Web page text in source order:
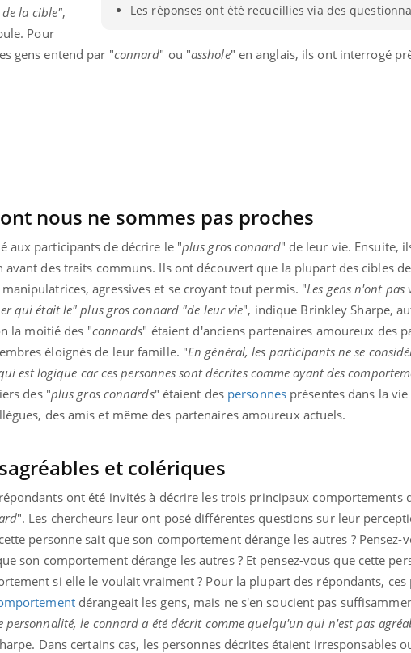
Les réponses ont été recueillies via des
la cible",
Pour
gens entend par "connard" ou "asshole" en anglais, ils ont interrogé
nous ne sommes pas proches
aux participants de décrire le "plus gros connard" de leur vie. Ensuite,
avant des traits communs. Ils ont découvert que la plupart des cibles
agressives et se croyant tout permis. "Les gens n'ont pas
qui était le" plus gros connard "de leur vie", indique Brinkley Sharpe,
la moitié des "connards" étaient d'anciens partenaires amoureux des
éloignés de leur famille. "En général, les participants ne se
est logique car ces personnes sont décrites comme ayant des
des "plus gros connards" étaient des personnesprésentes dans la vie
des amis et même des partenaires amoureux actuels.
et colériques
ont été invités à décrire les trois principaux comportements
". Les chercheurs leur ont posé différentes questions sur leur
personne sait que son comportement dérange les autres ? Pensez-
son comportement dérange les autres ? Et pensez-vous que cette
si elle le voulait vraiment ? Pour la plupart des répondants, ces
dérangeait les gens, mais ne s'en soucient pas
personnalité, le connard a été décrit comme quelqu'un qui n'est pas
Dans certains cas, les personnes décrites étaient irresponsables
Youtube
Insuline & Charge mentale : et si on
osait en parler??Youtube
En 2026, l'insuline dans le diabète de type 2
reste entourée d'idées reçues chez les
patients comme parfois chez les soignants.
Youtube
Eczéma Chronique
préparer pour l’été !
L'été arrive… et avec lui,
rythme de vie ! Vacances,
soleil, activités en plein
sont ...